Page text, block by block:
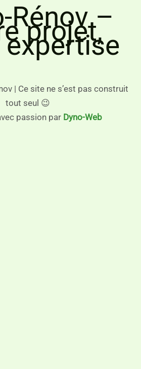
Rénov –
projet,
| Ce site ne s’est pas construit
tout seul 😉
passion par Dyno-Web